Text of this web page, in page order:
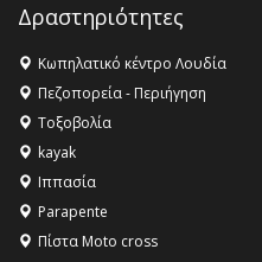
16:27 - Όλυμπος:
Κληρονομιάς της
Όλυμπος αναγνωρίστηκε ως
αγαθό εξέχουσας
ανθρωπότητα
16:18 -
ΣΤΗΝ ΕΔΕΣΣΑ
Δραστηριότητες
Κωπηλατικό κέντρο Λουδία
Πεζοπορεία - Περιήγηση
Τοξοβολία
kayak
Ιππασία
Parapente
Πίστα Moto cross